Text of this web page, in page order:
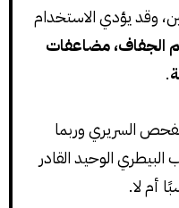
وقد يؤدي الاستخدام
الجفاف، مضاعفات
.
السريري وربما
الوحيد القادر
أم لا.